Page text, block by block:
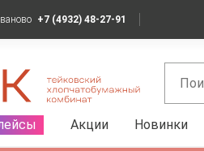
+7 (4932) 48-27-91
Акции Новинки